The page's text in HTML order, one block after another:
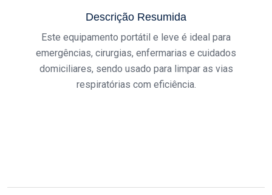
Descrição Resumida
Este equipamento portátil e leve é ideal para
emergências, cirurgias, enfermarias e cuidados
domiciliares, sendo usado para limpar as vias
respiratórias com eficiência.